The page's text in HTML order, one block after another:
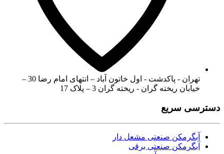
تهران - پاکدشت - اول خاتون آباد – انتهای امام رضا 30 –
خیابان ریخته گران - ریخته گران 3 – پلاک 17
دسترسی سریع
آبگرمکن صنعتی مشعل دار
آبگرمکن صنعتی برقی